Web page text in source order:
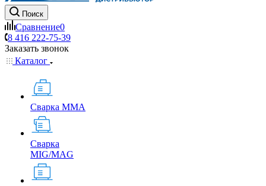
Поиск
Сравнение0
8 416 222-75-39
Заказать звонок
Каталог
Сварка MMA
Сварка
MIG/MAG